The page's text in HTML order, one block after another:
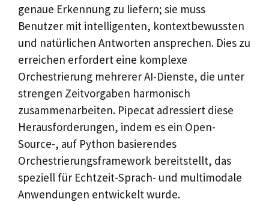
genaue Erkennung zu liefern; sie muss
Benutzer mit intelligenten, kontextbewussten
und natürlichen Antworten ansprechen. Dies zu
erreichen erfordert eine komplexe
Orchestrierung mehrerer AI-Dienste, die unter
strengen Zeitvorgaben harmonisch
zusammenarbeiten. Pipecat adressiert diese
Herausforderungen, indem es ein Open-
Source-, auf Python basierendes
Orchestrierungsframework bereitstellt, das
speziell für Echtzeit-Sprach- und multimodale
Anwendungen entwickelt wurde.